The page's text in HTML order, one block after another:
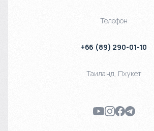
Телефон
+66 (89) 290-01-10
Таиланд, Пхукет